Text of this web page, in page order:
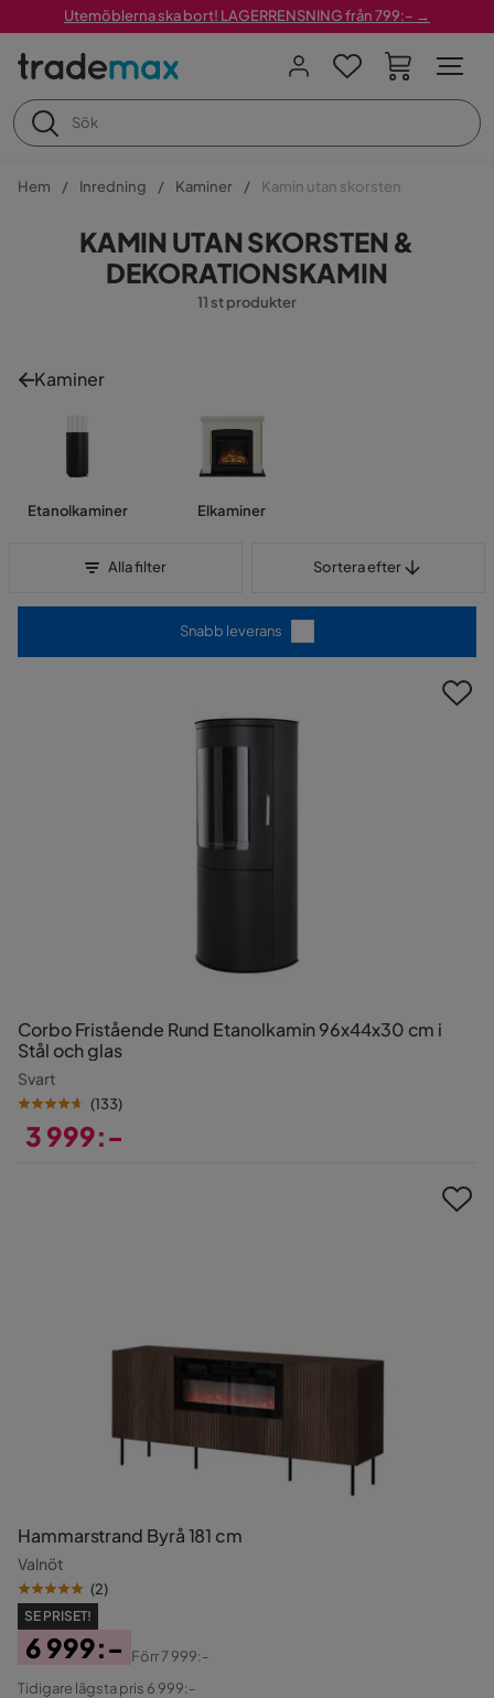
Utemöblerna ska bort! LAGERRENSNING från 799:– →
Hem Inredning Kaminer Kamin utan skorsten
KAMIN UTAN SKORSTEN &
DEKORATIONSKAMIN
11 st produkter
Kaminer
Etanolkaminer Elkaminer
Alla filter Sortera efter
Snabb leverans
Corbo Fristående Rund Etanolkamin 96x44x30 cm i
Stål och glas
Svart
(133)
3 999:-
Hammarstrand Byrå 181 cm
Valnöt
(2)
SE PRISET!
Pris
6 999:-
Original
Förr7 999:-
Tidigare lägsta pris 6 999:-